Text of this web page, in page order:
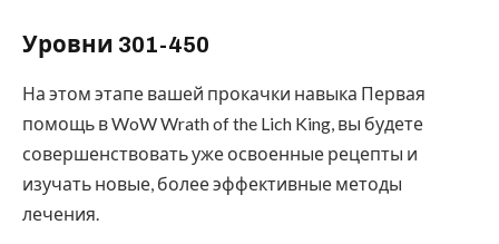
Уровни 301-450
На этом этапе вашей прокачки навыка Первая
помощь в WoW Wrath of the Lich King, вы будете
совершенствовать уже освоенные рецепты и
изучать новые, более эффективные методы
лечения.